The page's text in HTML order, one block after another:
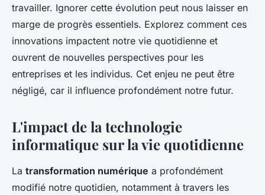
Ilyes•9 octobre 2024•10 min de lecture
travailler. Ignorer cette évolution peut nous laisser en
marge de progrès essentiels. Explorez comment ces
innovations impactent notre vie quotidienne et
ouvrent de nouvelles perspectives pour les
entreprises et les individus. Cet enjeu ne peut être
négligé, car il influence profondément notre futur.
L'impact de la technologie
informatique sur la vie quotidienne
La transformation numérique a profondément
modifié notre quotidien, notamment à travers les